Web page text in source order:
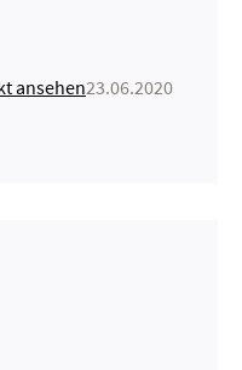
ansehen23.06.2020